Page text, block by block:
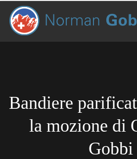
Bandiere
la mozione di
Gobbi